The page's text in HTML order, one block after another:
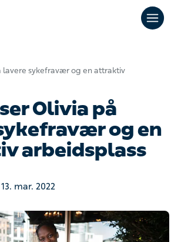
lavere sykefravær og en attraktiv
Olivia på
og en
arbeidsplass
13. mar. 2022